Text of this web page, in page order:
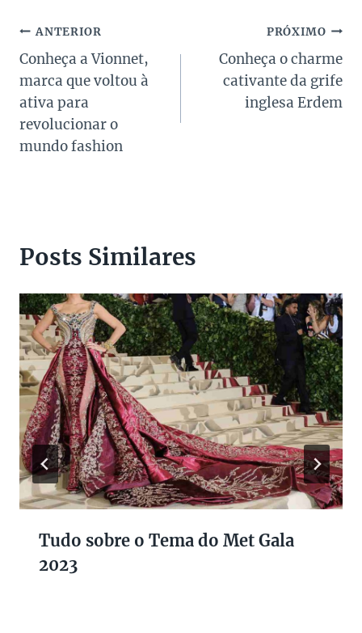
Navegação
de
Post
ANTERIOR
Conheça a Vionnet,
marca que voltou à
ativa para
revolucionar o
mundo fashion
PRÓXIMO
Conheça o charme
cativante da grife
inglesa Erdem
Posts Similares
Tudo sobre o Tema do Met Gala
2023